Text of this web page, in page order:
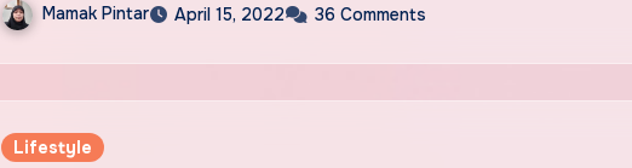
Mamak Pintar April 15, 2022 36 Comments
Lifestyle